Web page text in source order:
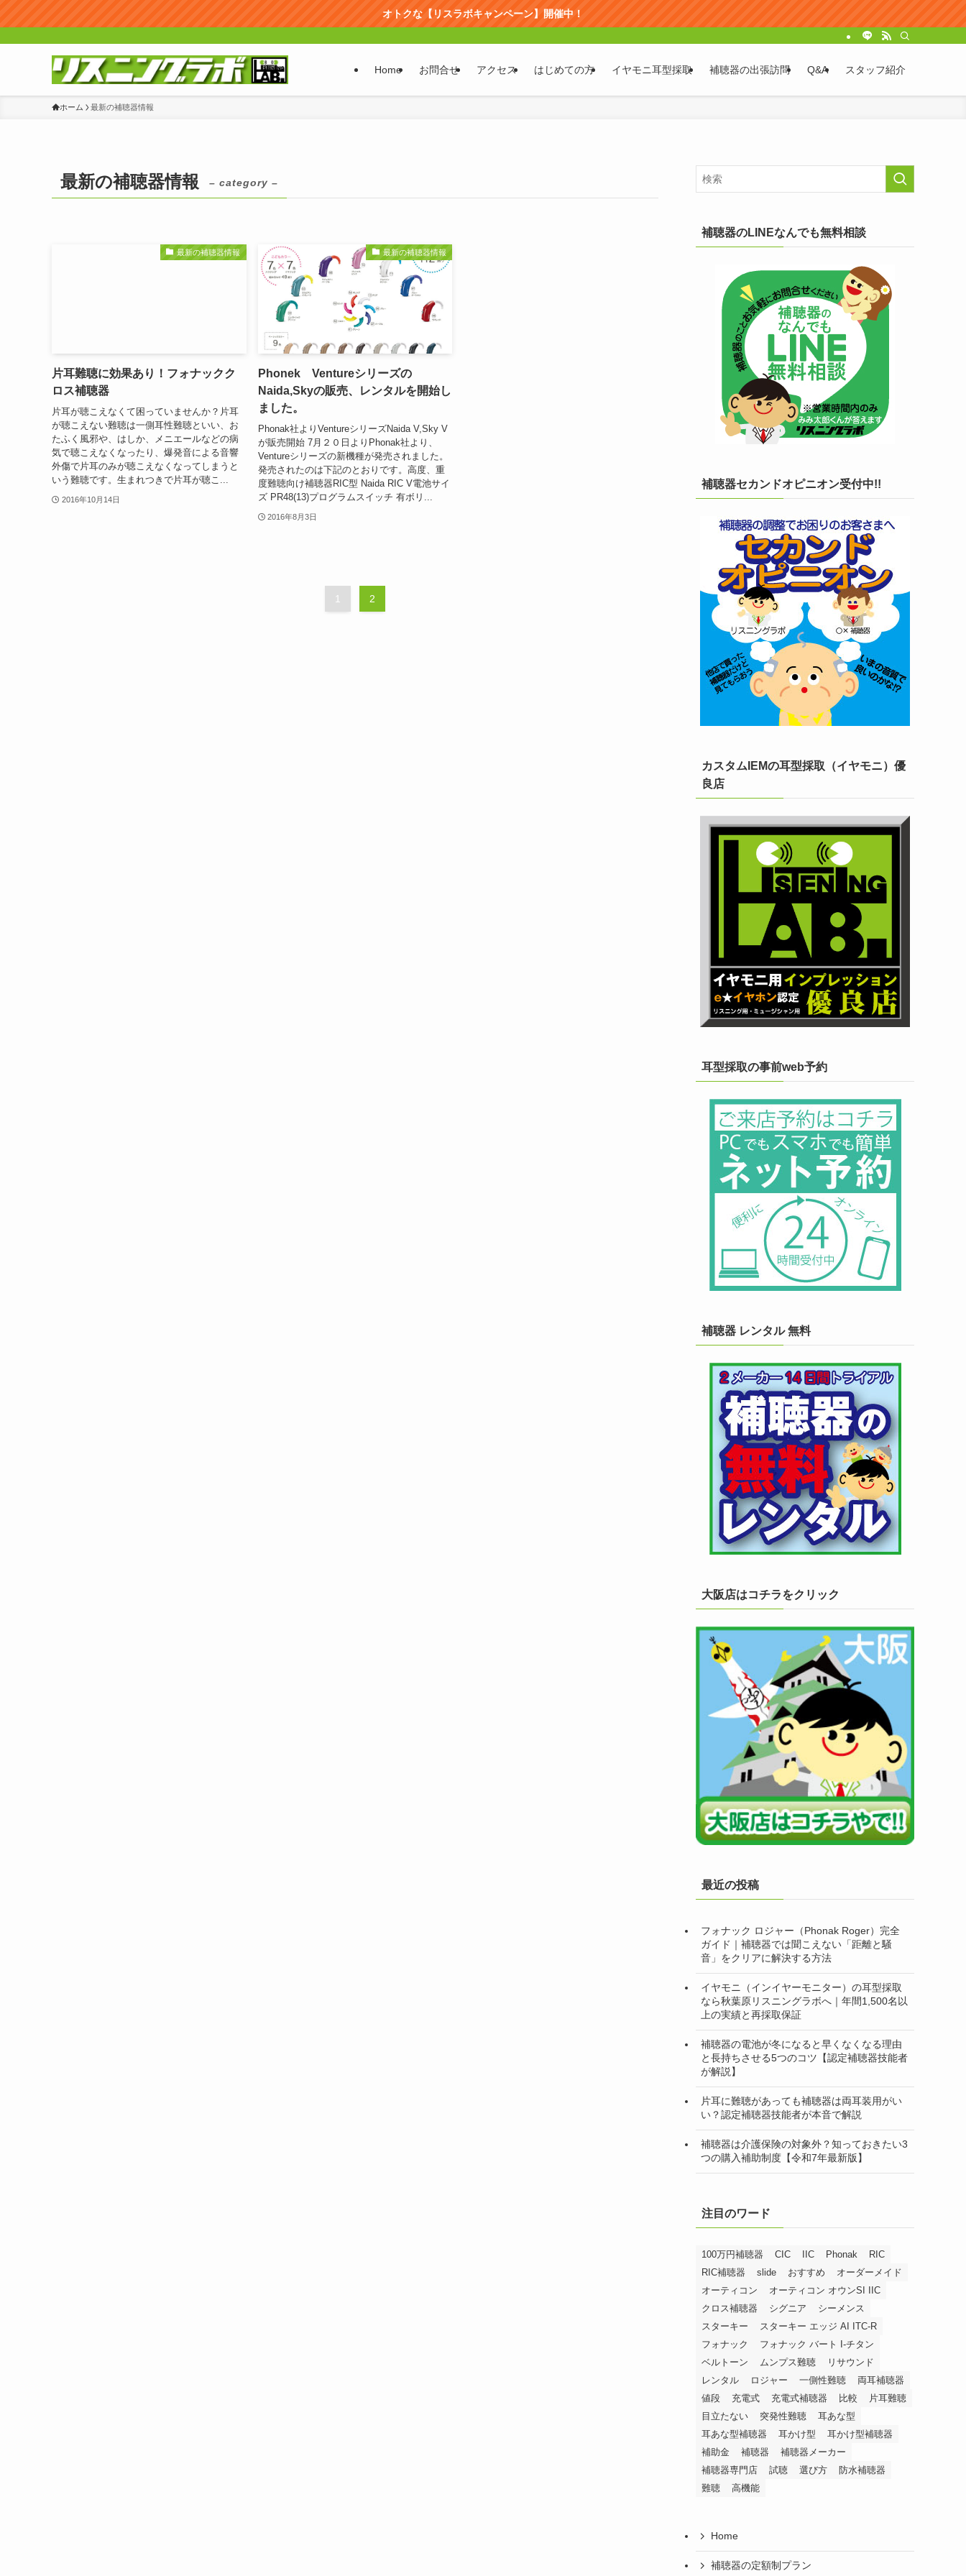
オトクな【リスラボキャンペーン】開催中！
Home お問合せ アクセス はじめての方 イヤモニ耳型採取 補聴器の出張訪問 Q&A スタッフ紹介
ホーム 最新の補聴器情報
最新の補聴器情報 – category –
最新の補聴器情報
片耳難聴に効果あり！フォナックク
ロス補聴器
片耳が聴こえなくて困っていませんか？片耳
が聴こえない難聴は一側耳性難聴といい、お
たふく風邪や、はしか、メニエールなどの病
気で聴こえなくなったり、爆発音による音響
外傷で片耳のみが聴こえなくなってしまうと
いう難聴です。生まれつきで片耳が聴こ...
2016年10月14日
最新の補聴器情報
Phonek Ventureシリーズの
Naida,Skyの販売、レンタルを開始し
ました。
Phonak社よりVentureシリーズNaida V,Sky V
が販売開始 7月２０日よりPhonak社より、
Ventureシリーズの新機種が発売されました。
発売されたのは下記のとおりです。高度、重
度難聴向け補聴器RIC型 Naida RIC V電池サイ
ズ PR48(13)プログラムスイッチ 有ボリ...
2016年8月3日
1 2
補聴器のLINEなんでも無料相談
補聴器セカンドオピニオン受付中!!
カスタムIEMの耳型採取（イヤモニ）優
良店
耳型採取の事前web予約
補聴器 レンタル 無料
大阪店はコチラをクリック
最近の投稿
フォナック ロジャー（Phonak Roger）完全
ガイド｜補聴器では聞こえない「距離と騒
音」をクリアに解決する方法
イヤモニ（インイヤーモニター）の耳型採取
なら秋葉原リスニングラボへ｜年間1,500名以
上の実績と再採取保証
補聴器の電池が冬になると早くなくなる理由
と長持ちさせる5つのコツ【認定補聴器技能者
が解説】
片耳に難聴があっても補聴器は両耳装用がい
い？認定補聴器技能者が本音で解説
補聴器は介護保険の対象外？知っておきたい3
つの購入補助制度【令和7年最新版】
注目のワード
100万円補聴器 CIC IIC Phonak
RIC
RIC補聴器
slide おすすめ
オーダーメイド
オーティコン
オーティコン オウンSI IIC
クロス補聴器
シグニア
シーメンス
スターキー
スターキー エッジ AI ITC-R
フォナック
フォナック バート I-チタン
ベルトーン
ムンプス難聴
リサウンド
レンタル
ロジャー 一側性難聴
両耳補聴器
値段
充電式 充電式補聴器 比較
片耳難聴
目立たない
突発性難聴
耳あな型
耳あな型補聴器
耳かけ型
耳かけ型補聴器
補助金
補聴器
補聴器メーカー
補聴器専門店
試聴 選び方
防水補聴器
難聴
高機能
Home
補聴器の定額制プラン